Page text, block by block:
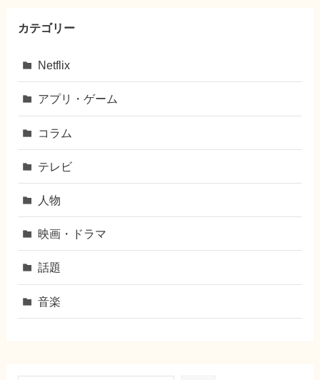
カテゴリー
Netflix
アプリ・ゲーム
コラム
テレビ
人物
映画・ドラマ
話題
音楽